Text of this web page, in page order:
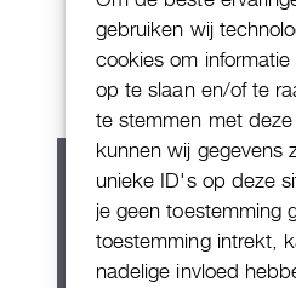
gebruiken wij
cookies om
op te slaan en/of te
te stemmen met
kunnen wij gegevens
unieke ID's op deze
je geen toestemming
toestemming intrekt,
nadelige invloed
Patek Philippe